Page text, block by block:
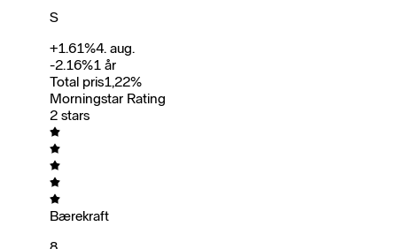
S
+1.61%4. aug.
-2.16%1 år
Total pris1,22%
Morningstar Rating
2 stars
Bærekraft